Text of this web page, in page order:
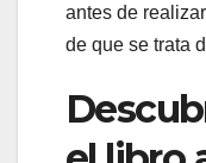
antes de
de que se trata